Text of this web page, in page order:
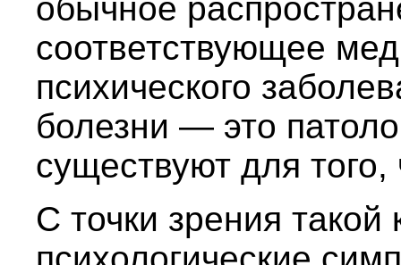
обычное
соответствующее
психического
болезни — это
существуют для
С точки зрения